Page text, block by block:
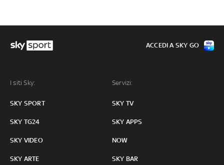
I siti Sky:
SKY SPORT
SKY TG24
SKY VIDEO
SKY ARTE
Servizi:
SKY TV
SKY APPS
NOW
SKY BAR
ACCEDI A SKY GO